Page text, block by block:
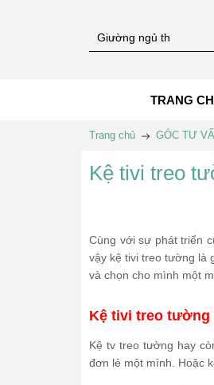
TRANG
Trang chủ GÓC TƯ
Kệ tivi treo
Cùng với sự phát triển
vậy kệ tivi treo tường là
và chọn cho mình một
Kệ tivi treo tường
Kệ tv treo tường hay
đơn lẻ một mình. Hoặc